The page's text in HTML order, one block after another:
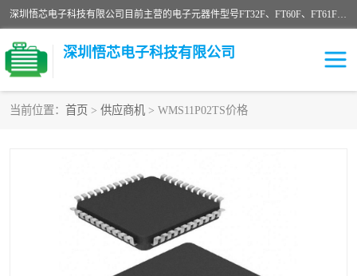
深圳悟芯电子科技有限公司目前主营的电子元器件型号FT32F、FT60F、FT61F、FT62F、FT64F、FT61FC、MCU EEPROM MOS LDO 稳压管 触摸IC DC-DC AC-DC 协议IC等，广泛应用于LED射灯、LED日光灯、等诸多领域。
深圳悟芯电子科技有限公司
当前位置： 首页 > 供应商机 > WMS11P02TS价格
FT32F
FT61F